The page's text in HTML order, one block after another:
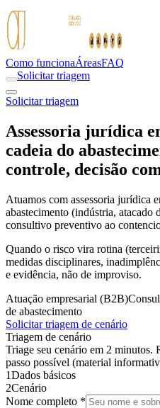
Como funcionaÁreasFAQ
Solicitar triagem
Solicitar triagem
Assessoria jurídica
cadeia do
controle, decisão
Atuamos com assessoria jurídica
abastecimento (indústria,
consultivo preventivo ao
Quando o risco vira rotina
medidas disciplinares,
e evidência, não de improviso.
Atuação empresarial (B2B)
de abastecimento
Solicitar triagem de cenário
Triagem de cenário
Triage seu cenário em 2 minutos.
passo possível (material
1Dados básicos
2Cenário
Nome completo *